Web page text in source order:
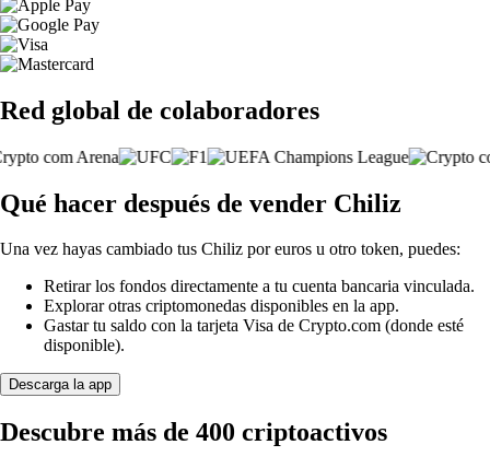
Red global de colaboradores
Qué hacer después de vender Chiliz
Una vez hayas cambiado tus Chiliz por euros u otro token, puedes:
Retirar los fondos directamente a tu cuenta bancaria vinculada.
Explorar otras criptomonedas disponibles en la app.
Gastar tu saldo con la tarjeta Visa de Crypto.com (donde esté
disponible).
Descarga la app
Descubre más de 400 criptoactivos